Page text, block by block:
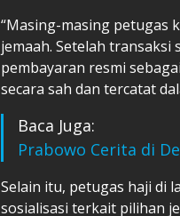
“Masing-masing petugas
jemaah. Setelah transaksi
pembayaran resmi
secara sah dan tercatat
Baca Juga:
Prabowo Cerita di
Selain itu, petugas haji di
sosialisasi terkait pilihan